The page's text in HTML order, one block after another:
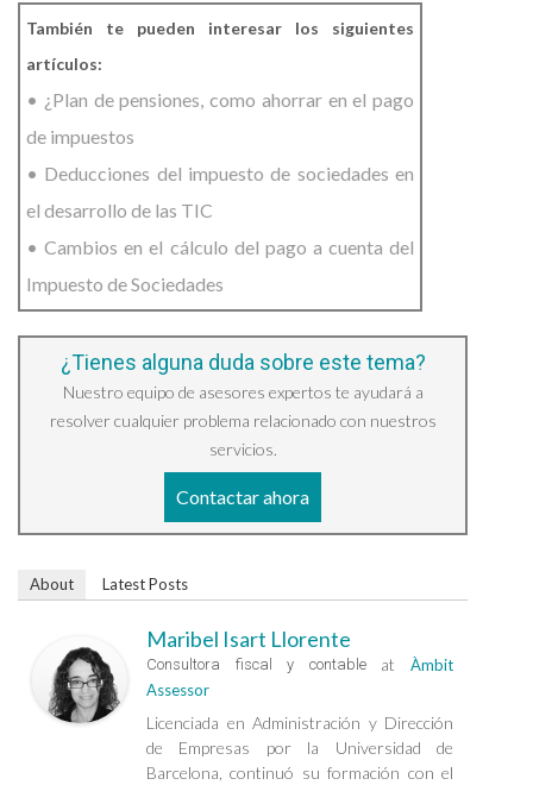
También te pueden interesar los siguientes
artículos:
• ¿Plan de pensiones, como ahorrar en el pago
de impuestos
• Deducciones del impuesto de sociedades en
el desarrollo de las TIC
• Cambios en el cálculo del pago a cuenta del
Impuesto de Sociedades
¿Tienes alguna duda sobre este tema?
Nuestro equipo de asesores expertos te ayudará a
resolver cualquier problema relacionado con nuestros
servicios.
Contactar ahora
About Latest Posts
Maribel Isart Llorente
Consultora fiscal y contableatÀmbit
Assessor
Licenciada en Administración y Dirección
de Empresas por la Universidad de
Barcelona, continuó su formación con el